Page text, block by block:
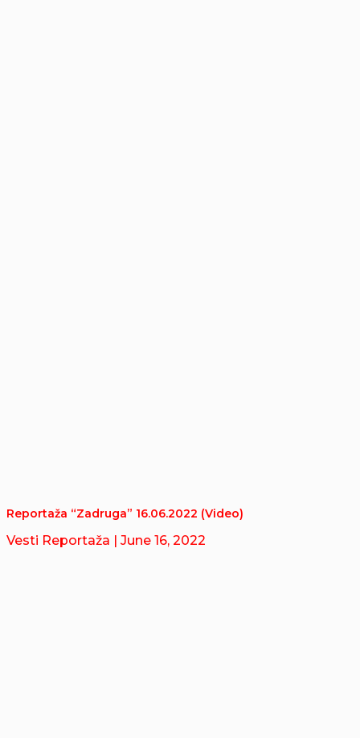
Reportaža “Zadruga” 16.06.2022 (Video)
Vesti Reportaža | June 16, 2022